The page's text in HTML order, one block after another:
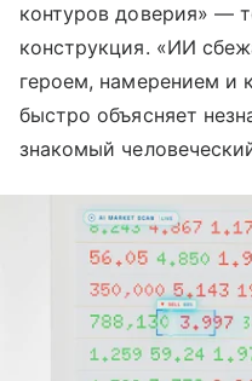
контуров доверия» —
конструкция. «ИИ
героем, намерением и
быстро объясняет
знакомый